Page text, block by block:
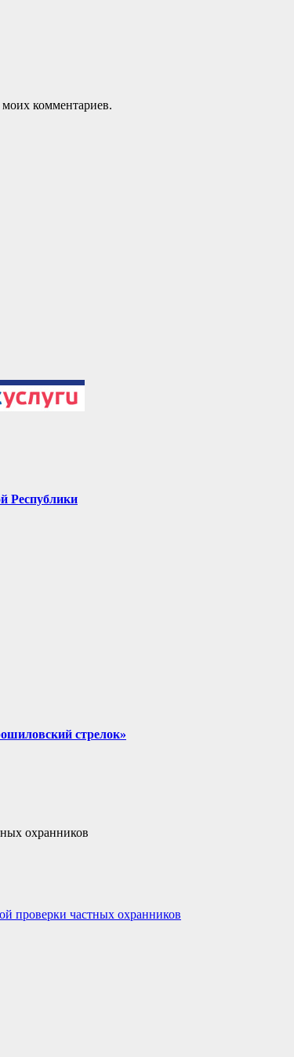
комментариев.
Республики
стрелок»
охранников
проверки частных охранников